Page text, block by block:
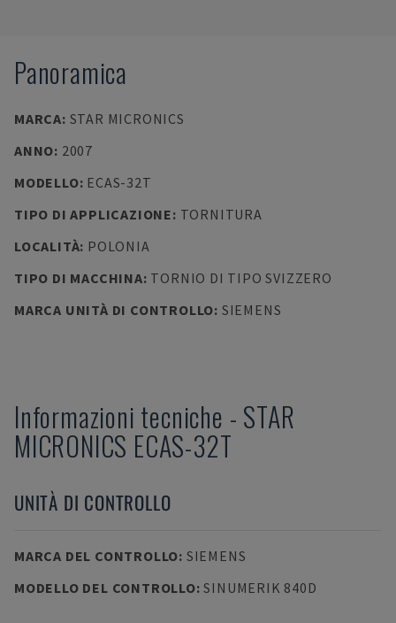
Panoramica
MARCA: STAR MICRONICS
ANNO: 2007
MODELLO: ECAS-32T
TIPO DI APPLICAZIONE: TORNITURA
LOCALITÀ: POLONIA
TIPO DI MACCHINA: TORNIO DI TIPO SVIZZERO
MARCA UNITÀ DI CONTROLLO: SIEMENS
Informazioni tecniche - STAR
MICRONICS ECAS-32T
UNITÀ DI CONTROLLO
MARCA DEL CONTROLLO: SIEMENS
MODELLO DEL CONTROLLO:SINUMERIK 840D